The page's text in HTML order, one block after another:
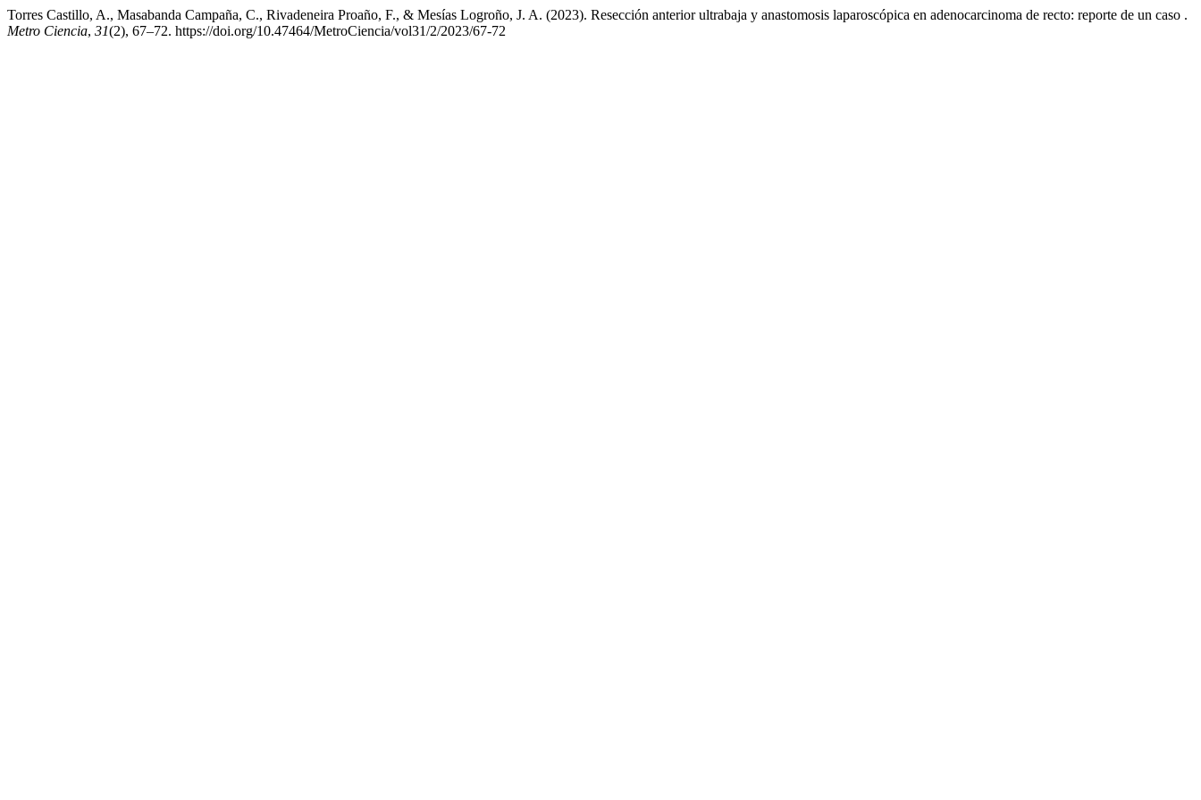
Torres Castillo, A., Masabanda Campaña, C., Rivadeneira Proaño, F., & Mesías Logroño, J. A. (2023). Resección anterior ultrabaja y anastomosis laparoscópica en adenocarcinoma de recto: reporte de un caso .
Metro Ciencia, 31(2), 67–72. https://doi.org/10.47464/MetroCiencia/vol31/2/2023/67-72